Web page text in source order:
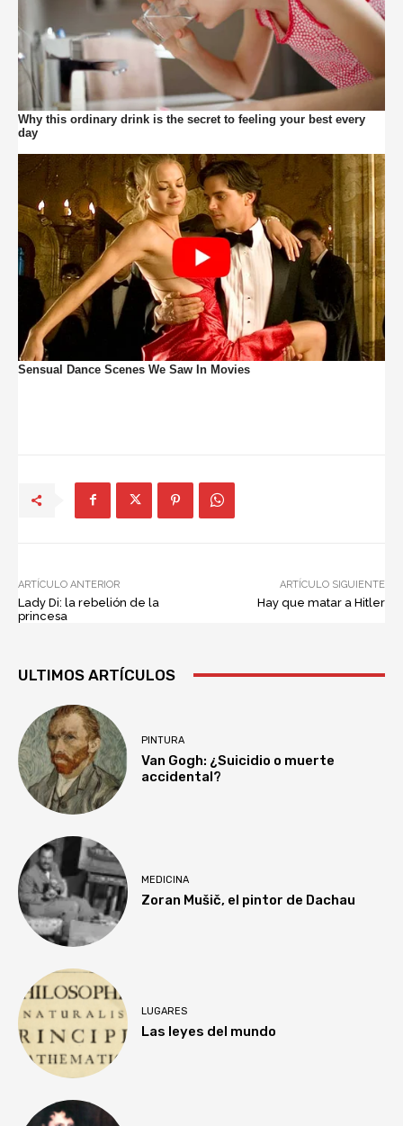
ARTÍCULO ANTERIOR
Lady Di: la rebelión de la
princesa
ARTÍCULO SIGUIENTE
Hay que matar a Hitler
ULTIMOS ARTÍCULOS
PINTURA
Van Gogh: ¿Suicidio o muerte
accidental?
MEDICINA
Zoran Mušič, el pintor de Dachau
LUGARES
Las leyes del mundo